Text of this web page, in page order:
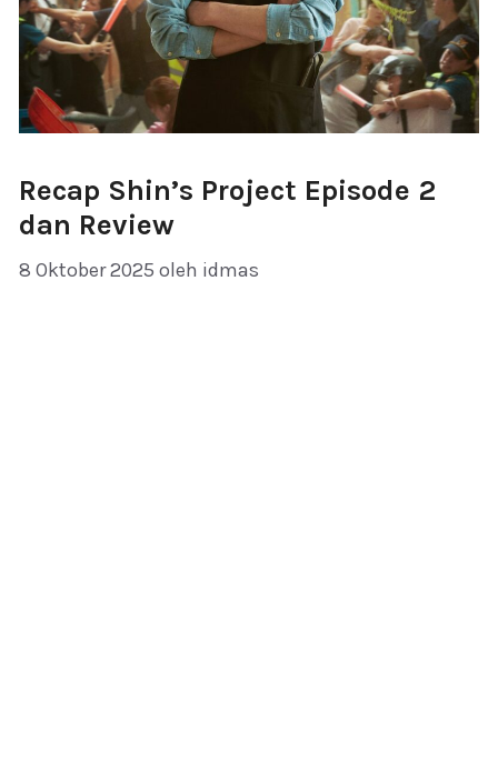
Recap Shin’s Project Episode 2
dan Review
8 Oktober 2025 oleh idmas